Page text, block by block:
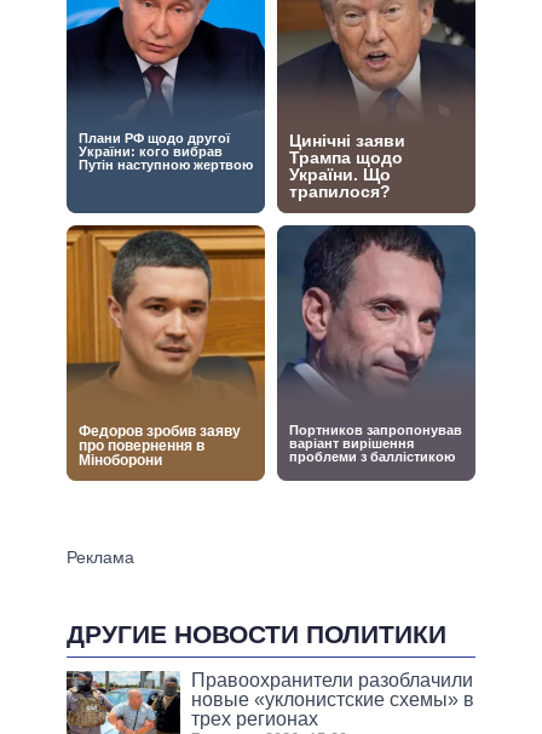
ДРУГИЕ НОВОСТИ ПОЛИТИКИ
Правоохранители разоблачили
новые «уклонистские схемы» в
трех регионах